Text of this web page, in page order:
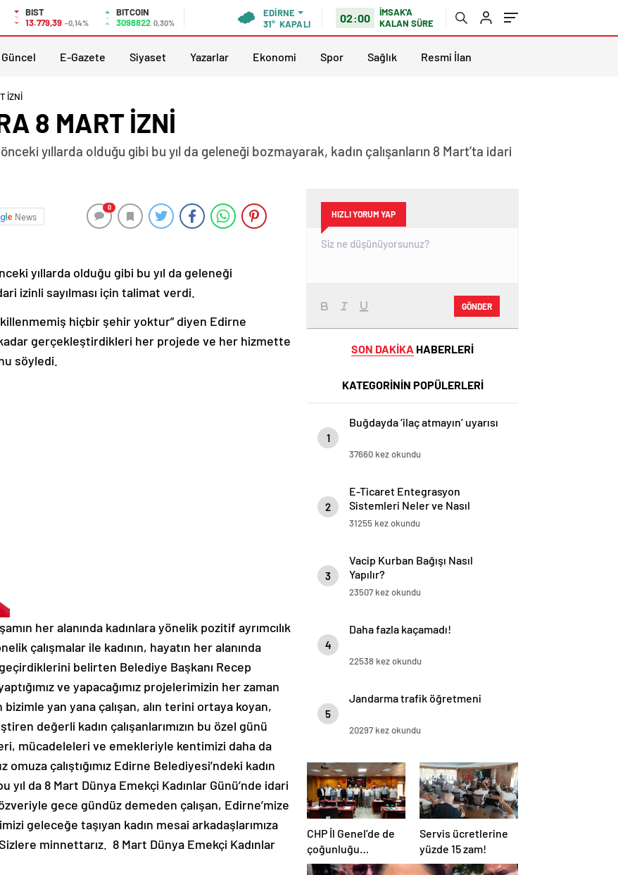
BIST
13.779,39 -0,14%
BITCOIN
3098822 0,30%
EDIRNE
31° KAPALI 02:00
İMSAK'A
KALAN SÜRE
Güncel E-Gazete Siyaset Yazarlar Ekonomi Spor Sağlık Resmi İlan
İZNİ
8 MART İZNİ
yıllarda olduğu gibi bu yıl da geleneği bozmayarak, kadın çalışanların 8 Mart’ta idari
News
0
yıllarda olduğu gibi bu yıl da geleneği
izinli sayılması için talimat verdi.
hiçbir şehir yoktur” diyen Edirne
gerçekleştirdikleri her projede ve her hizmette
söyledi.
her alanında kadınlara yönelik pozitif ayrımcılık
çalışmalar ile kadının, hayatın her alanında
belirten Belediye Başkanı Recep
ve yapacağımız projelerimizin her zaman
yan yana çalışan, alın terini ortaya koyan,
değerli kadın çalışanlarımızın bu özel günü
mücadeleleri ve emekleriyle kentimizi daha da
çalıştığımız Edirne Belediyesi’ndeki kadın
yıl da 8 Mart Dünya Emekçi Kadınlar Günü’nde idari
gece gündüz demeden çalışan, Edirne’mize
geleceğe taşıyan kadın mesai arkadaşlarımıza
minnettarız. 8 Mart Dünya Emekçi Kadınlar
HIZLI YORUM YAP
GÖNDER
SON DAKİKA HABERLERİ
KATEGORİNİN POPÜLERLERİ
1
Buğdayda ‘ilaç atmayın’ uyarısı
37660 kez okundu
2
E-Ticaret Entegrasyon
Sistemleri Neler ve Nasıl
Yapılır?
31255 kez okundu
3
Vacip Kurban Bağışı Nasıl
Yapılır?
23507 kez okundu
4
Daha fazla kaçamadı!
22538 kez okundu
5
Jandarma trafik öğretmeni
20297 kez okundu
CHP İl Genel’de de
çoğunluğu
kaybetti!
Servis ücretlerine
yüzde 15 zam!